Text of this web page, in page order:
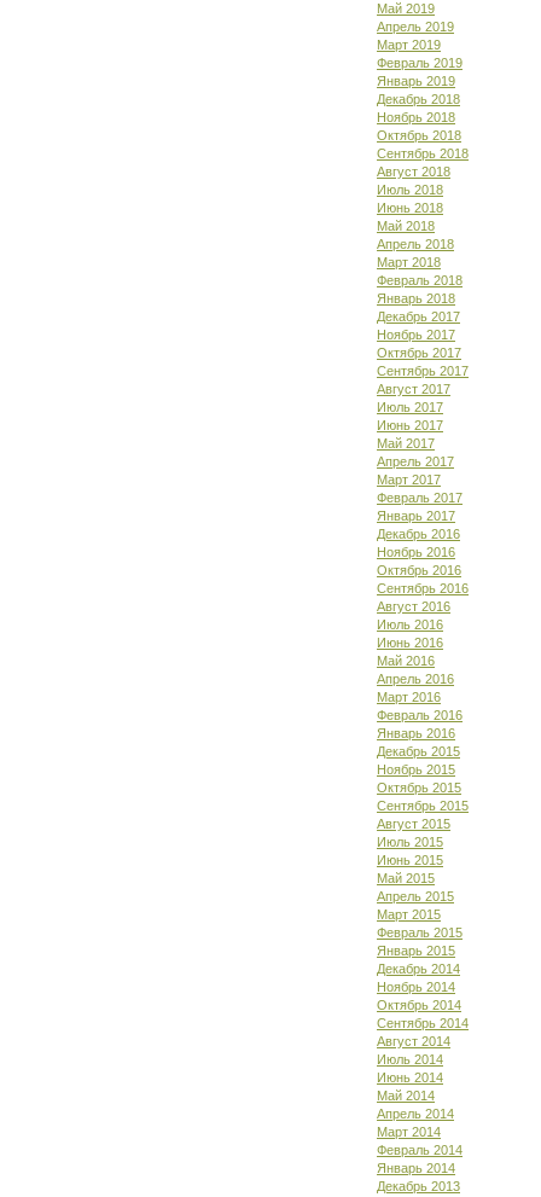
Май 2019
Апрель 2019
Март 2019
Февраль 2019
Январь 2019
Декабрь 2018
Ноябрь 2018
Октябрь 2018
Сентябрь 2018
Август 2018
Июль 2018
Июнь 2018
Май 2018
Апрель 2018
Март 2018
Февраль 2018
Январь 2018
Декабрь 2017
Ноябрь 2017
Октябрь 2017
Сентябрь 2017
Август 2017
Июль 2017
Июнь 2017
Май 2017
Апрель 2017
Март 2017
Февраль 2017
Январь 2017
Декабрь 2016
Ноябрь 2016
Октябрь 2016
Сентябрь 2016
Август 2016
Июль 2016
Июнь 2016
Май 2016
Апрель 2016
Март 2016
Февраль 2016
Январь 2016
Декабрь 2015
Ноябрь 2015
Октябрь 2015
Сентябрь 2015
Август 2015
Июль 2015
Июнь 2015
Май 2015
Апрель 2015
Март 2015
Февраль 2015
Январь 2015
Декабрь 2014
Ноябрь 2014
Октябрь 2014
Сентябрь 2014
Август 2014
Июль 2014
Июнь 2014
Май 2014
Апрель 2014
Март 2014
Февраль 2014
Январь 2014
Декабрь 2013